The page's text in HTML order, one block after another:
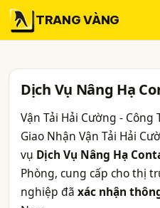
TRANG VÀNG
Dịch Vụ Nâng Hạ
Vận Tải Hải Cường - Công
Giao Nhận Vận Tải Hải
vụ Dịch Vụ Nâng Hạ
Phòng, cung cấp cho thị
nghiệp đã xác nhận